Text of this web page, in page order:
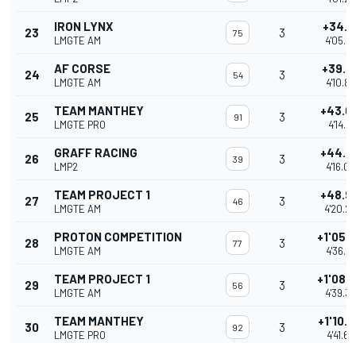
23 IRON LYNX
LMGTE AM
75 3
24 AF CORSE
LMGTE AM
54 3
25 TEAM MANTHEY
LMGTE PRO
91 3
26 GRAFF RACING
LMP2
39 3
27 TEAM PROJECT 1
LMGTE AM
46 3
28 PROTON COMPETITION
LMGTE AM
77 3
29 TEAM PROJECT 1
LMGTE AM
56 3
30 TEAM MANTHEY
LMGTE PRO
92 3